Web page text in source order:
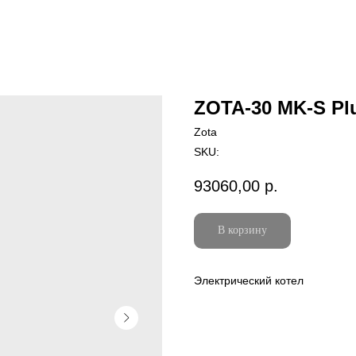
ZOTA-30 MK-S
Zota
SKU:
93060,00 р.
В корзину
Электрический котел